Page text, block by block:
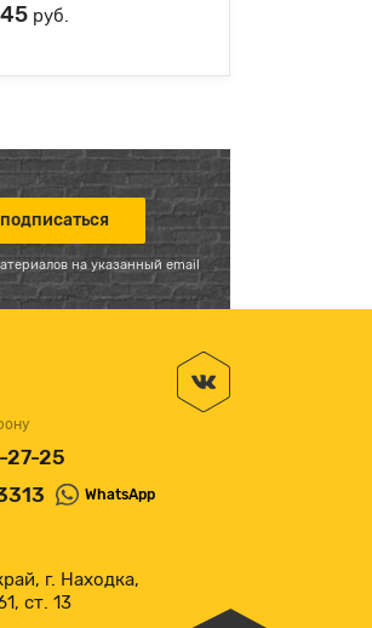
руб.
на указанный email
27-25
WhatsApp
г. Находка,
ст. 13